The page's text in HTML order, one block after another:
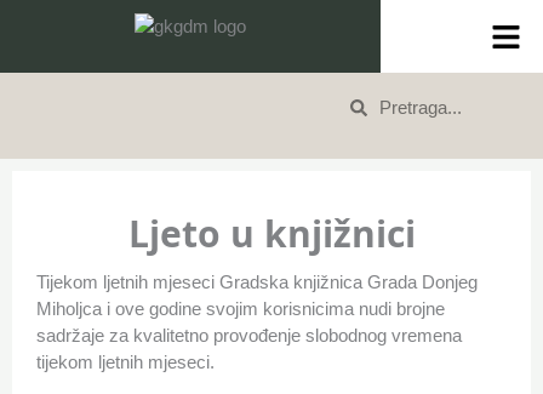
SearchSearch
Ljeto u knjižnici
Tijekom ljetnih mjeseci Gradska knjižnica Grada Donjeg
Miholjca i ove godine svojim korisnicima nudi brojne
sadržaje za kvalitetno provođenje slobodnog vremena
tijekom ljetnih mjeseci.